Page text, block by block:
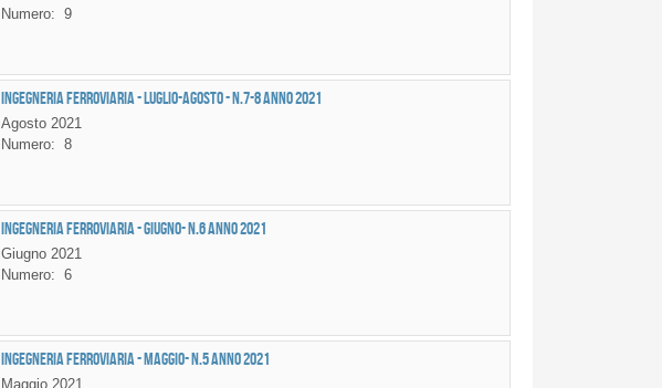
Numero: 9
Ingegneria Ferroviaria - LUGLIO-AGOSTO - n.7-8 anno 2021
Agosto 2021
Numero: 8
Ingegneria Ferroviaria - GIUGNO- n.6 anno 2021
Giugno 2021
Numero: 6
Ingegneria Ferroviaria - MAGGIO- n.5 anno 2021
Maggio 2021